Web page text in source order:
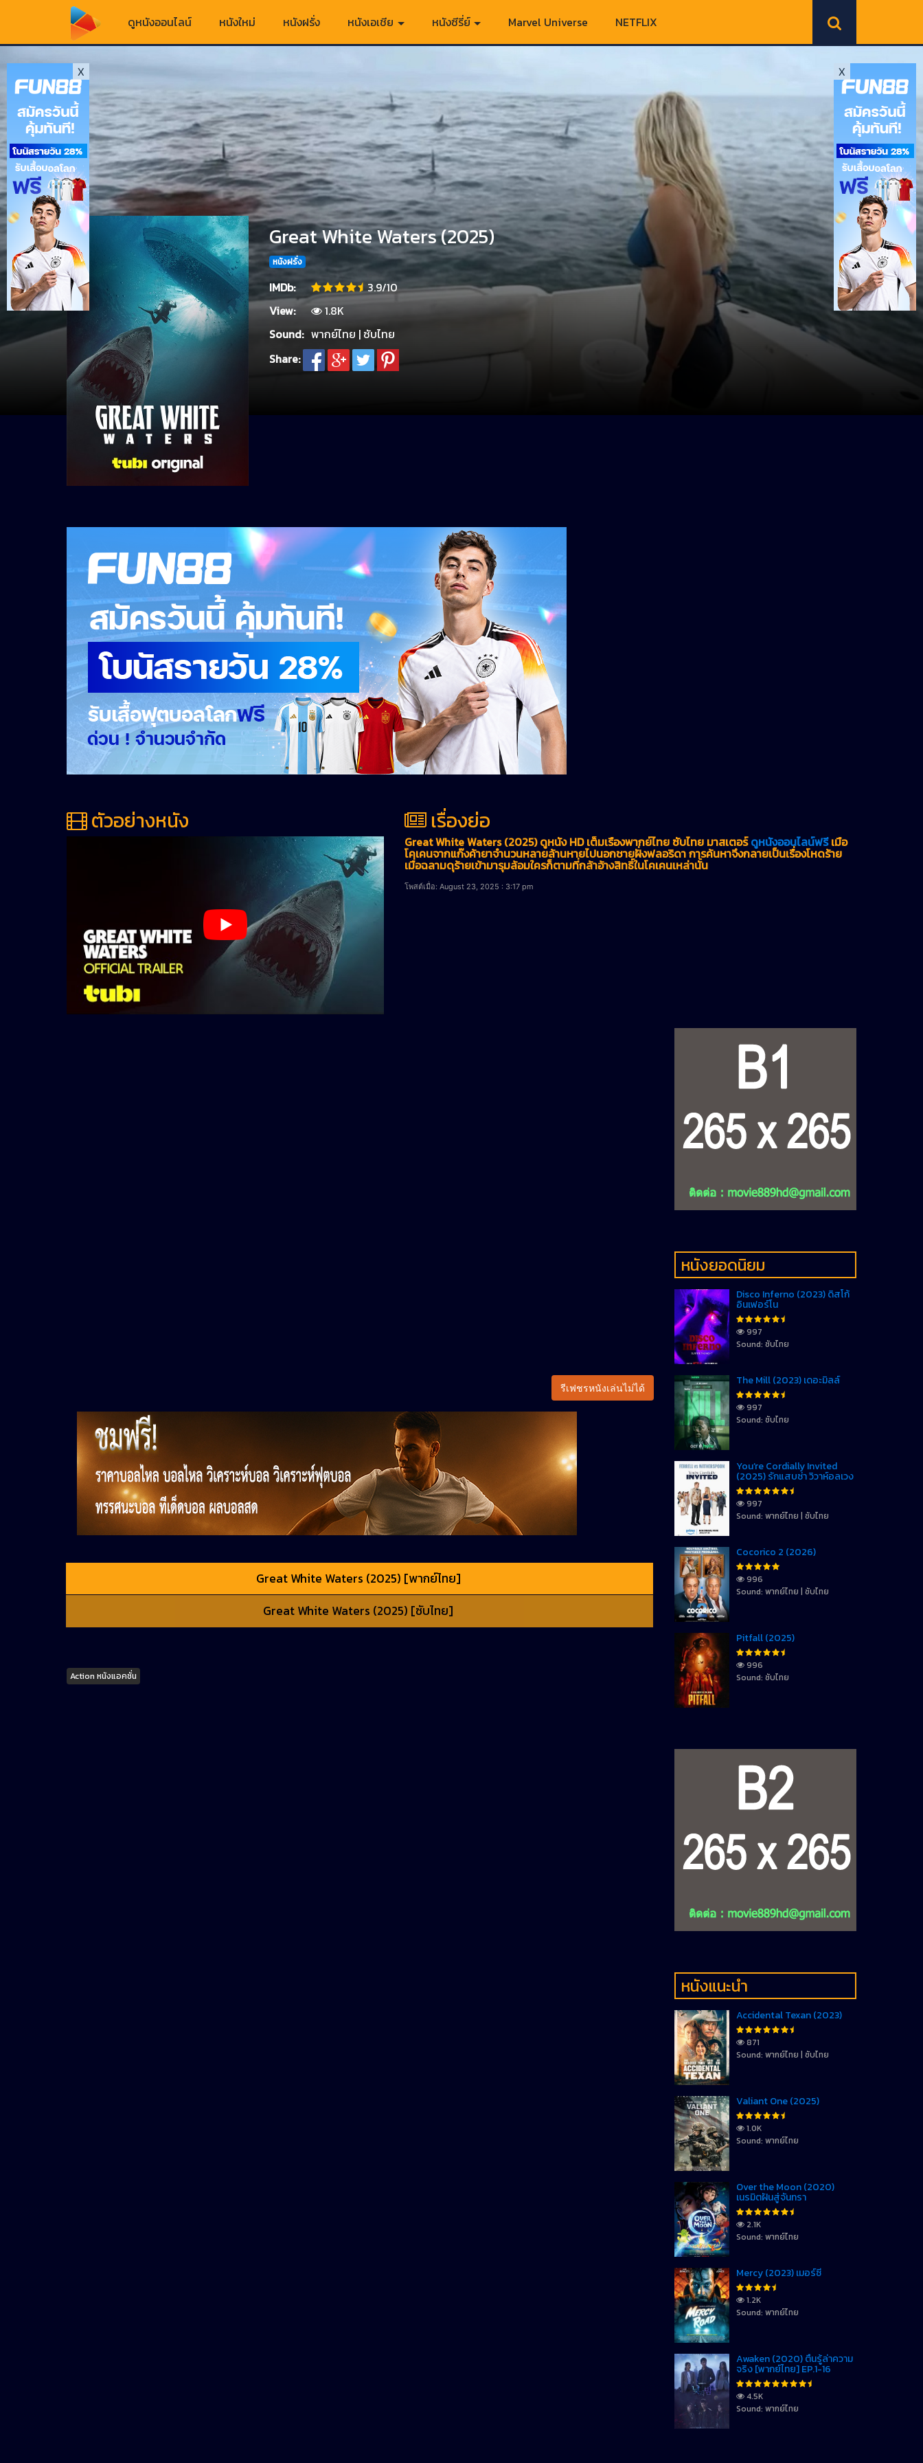
ดูหนังออนไลน์ หนังใหม่ หนังฝรั่ง หนังเอเชีย หนังซีรี่ย์ Marvel Universe NETFLIX
Great White Waters (2025)
หนังฝรั่ง
IMDb:
3.9/10
View:
1.8K
Sound: พากย์ไทย | ซับไทย
Share:
ตัวอย่างหนัง เรื่องย่อ
Great White Waters (2025) ดูหนัง HD เต็มเรื่องพากย์ไทย ซับไทย มาสเตอร์ดูหนังออนไลน์ฟรีเมื่อ
โคเคนจากแก๊งค้ายาจำนวนหลายล้านหายไปนอกชายฝั่งฟลอริดา การค้นหาจึงกลายเป็นเรื่องโหดร้าย
เมื่อฉลามดุร้ายเข้ามารุมล้อมใครก็ตามที่กล้าอ้างสิทธิ์ในโคเคนเหล่านั้น
โพสต์เมื่อ: August 23, 2025 : 3:17 pm
รีเฟชรหนังเล่นไม่ได้
Great White Waters (2025) [พากย์ไทย]
Great White Waters (2025) [ซับไทย]
Tags
Action หนังแอคชั่น
หนังยอดนิยม
Disco Inferno (2023) ดิสโก้
อินเฟอร์โน
997
Sound: ซับไทย
The Mill (2023) เดอะมิลล์
997
Sound: ซับไทย
You’re Cordially Invited
(2025) รักแสบซ่า วิวาห์อลเวง
997
Sound: พากย์ไทย | ซับไทย
Cocorico 2 (2026)
996
Sound: พากย์ไทย | ซับไทย
Pitfall (2025)
996
Sound: ซับไทย
หนังแนะนำ
Accidental Texan (2023)
871
Sound: พากย์ไทย | ซับไทย
Valiant One (2025)
1.0K
Sound: พากย์ไทย
Over the Moon (2020)
เนรมิตฝันสู่จันทรา
2.1K
Sound: พากย์ไทย
Mercy (2023) เมอร์ซี่
1.2K
Sound: พากย์ไทย
Awaken (2020) ตื่นรู้ล่าความ
จริง [พากย์ไทย] EP.1-16
4.5K
Sound: พากย์ไทย
X X